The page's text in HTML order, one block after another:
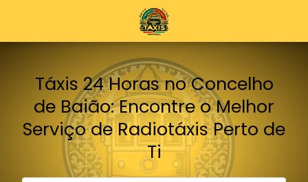
Táxis 24 Horas no Concelho
de Baião: Encontre o Melhor
Serviço de Radiotáxis Perto de
Ti